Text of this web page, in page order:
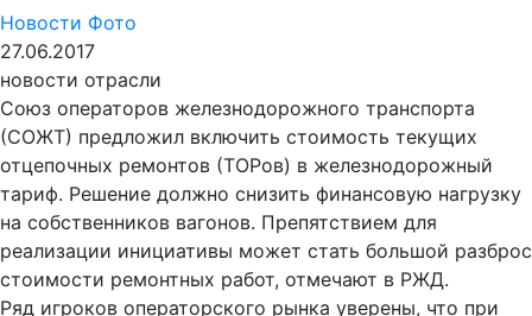
Новости Фото
27.06.2017
новости отрасли
Союз операторов железнодорожного транспорта
(СОЖТ) предложил включить стоимость текущих
отцепочных ремонтов (ТОРов) в железнодорожный
тариф. Решение должно снизить финансовую нагрузку
на собственников вагонов. Препятствием для
реализации инициативы может стать большой разброс
стоимости ремонтных работ, отмечают в РЖД.
Ряд игроков операторского рынка уверены, что при